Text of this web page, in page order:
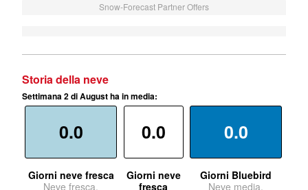
Snow-Forecast Partner Offers
Storia della neve
Settimana 2 di August ha in media:
0.0
Giorni neve fresca
Neve fresca,
0.0
Giorni neve
fresca
0.0
Giorni Bluebird
Neve media,